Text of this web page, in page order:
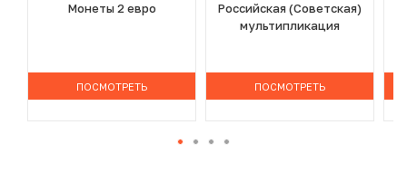
Монеты 2 евро
ПОСМОТРЕТЬ
Российская (Советская)
мультипликация
ПОСМОТРЕТЬ